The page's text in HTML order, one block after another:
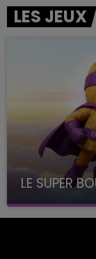
LES JEUX
LE SUPER
avec La